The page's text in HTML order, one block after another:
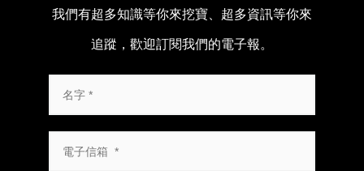
我們有超多知識等你來挖寶、超多資訊等你來
追蹤，歡迎訂閱我們的電子報。